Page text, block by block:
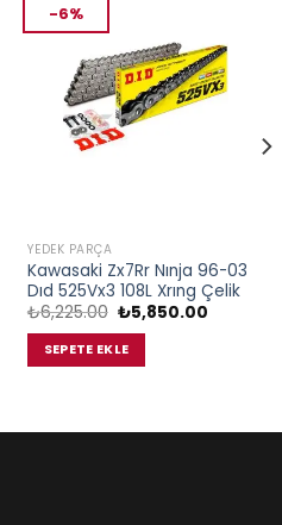
-6%
YEDEK PARÇA
Kawasaki Zx7Rr Nınja 96-03
Dıd 525Vx3 108L Xrıng Çelik
₺6,225.00 Orijinal
fiyat:
₺6,225.00.
₺5,850.00Şu
SEPETE EKLE